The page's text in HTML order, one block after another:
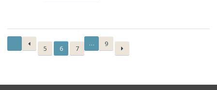
5 6 7
… 9